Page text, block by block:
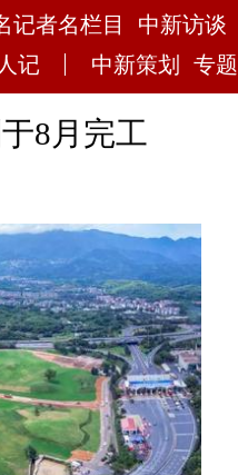
记者名栏目 中新访谈
记 中新策划 专题
8月完工